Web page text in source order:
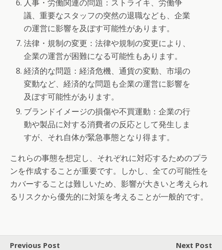
人事・労働関連の問題：ストライキ、労働争
議、重要なスタッフの突然の退職なども、企業
の運営に影響を及ぼす可能性があります。
法律・規制の変更：法律や規制の変更により、
企業の運営が困難になる可能性もあります。
経済的な問題：経済危機、通貨の変動、市場の
変動など、経済的な問題も企業の運営に影響を
及ぼす可能性があります。
ブランドイメージの損傷や不買運動：企業の行
動や製品に対する消費者の反応として発生しま
すが、それ自体が緊急事態となり得ます。
これらの事態を想定し、それぞれに対応するためのプラ
ンを作成することが重要です。しかし、全ての可能性を
カバーすることは難しいため、影響が大きいと考えられ
るリスクから優先的に対策を考えることが一般的です。
Previous Post Next Post